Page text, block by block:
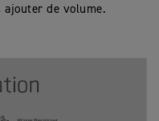
ajouter de volume.